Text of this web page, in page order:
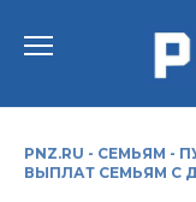
PNZ.RU - СЕМЬЯМ -
ВЫПЛАТ СЕМЬЯМ С